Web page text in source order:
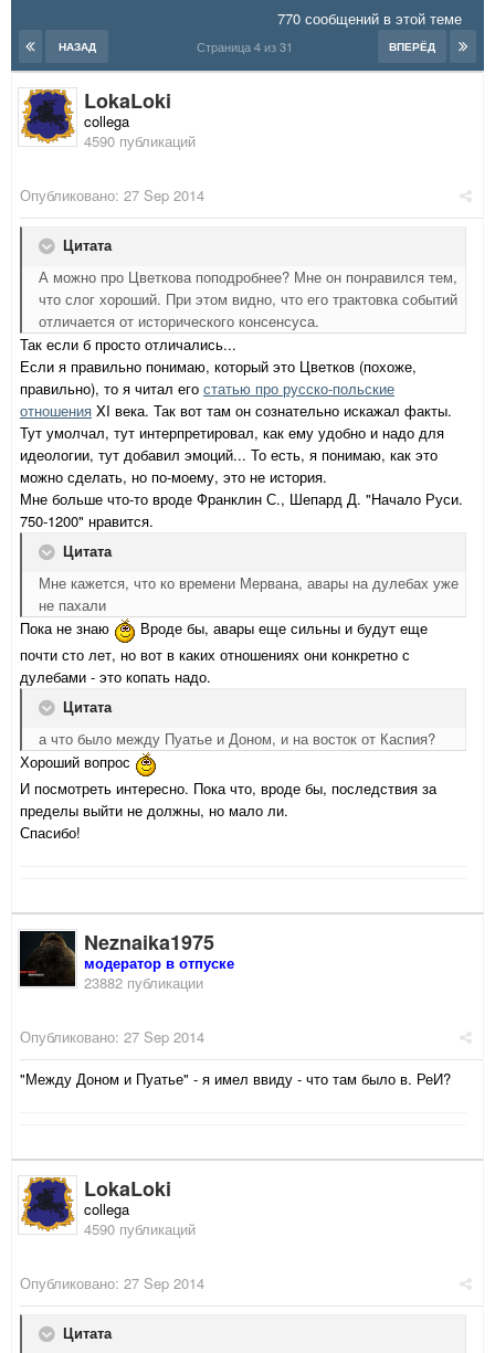
770 сообщений в этой теме
НАЗАД ВПЕРЁД
Страница 4 из 31
LokaLoki
collega
4590 публикаций
Опубликовано: 27 Sep 2014
Цитата
А можно про Цветкова поподробнее? Мне он понравился тем,
что слог хороший. При этом видно, что его трактовка событий
отличается от исторического консенсуса.
Так если б просто отличались...
Если я правильно понимаю, который это Цветков (похоже,
правильно), то я читал его статью про русско-польские
отношения XI века. Так вот там он сознательно искажал факты.
Тут умолчал, тут интерпретировал, как ему удобно и надо для
идеологии, тут добавил эмоций... То есть, я понимаю, как это
можно сделать, но по-моему, это не история.
Мне больше что-то вроде Франклин С., Шепард Д. "Начало Руси.
750-1200" нравится.
Цитата
Мне кажется, что ко времени Мервана, авары на дулебах уже
не пахали
Пока не знаю
Вроде бы, авары еще сильны и будут еще
почти сто лет, но вот в каких отношениях они конкретно с
дулебами - это копать надо.
Цитата
а что было между Пуатье и Доном, и на восток от Каспия?
Хороший вопрос
И посмотреть интересно. Пока что, вроде бы, последствия за
пределы выйти не должны, но мало ли.
Спасибо!
Neznaika1975
модератор в отпуске
23882 публикации
Опубликовано: 27 Sep 2014
"Между Доном и Пуатье" - я имел ввиду - что там было в. РеИ?
LokaLoki
collega
4590 публикаций
Опубликовано: 27 Sep 2014
Цитата